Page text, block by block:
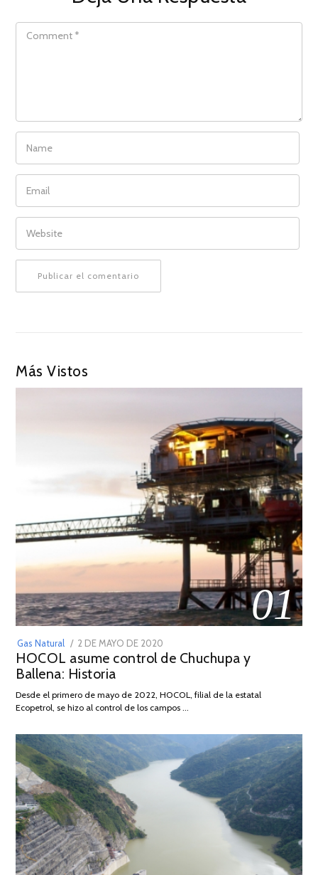
COMMENT
NAME
EMAIL
WEBSITE
Más Vistos
01
Gas Natural
POSTED
ON
2 DE MAYO DE 2020
DE
2026
HOCOL asume control de Chuchupa y
Ballena: Historia
Desde el primero de mayo de 2022, HOCOL, filial de la estatal
Ecopetrol, se hizo al control de los campos …